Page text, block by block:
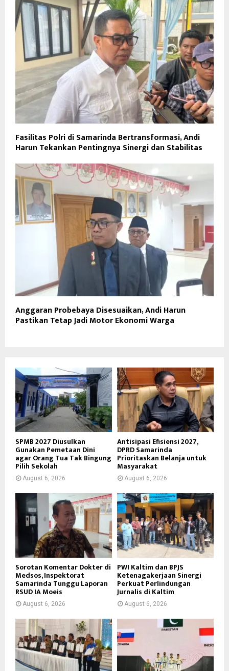
Fasilitas Polri di Samarinda Bertransformasi, Andi
Harun Tekankan Pentingnya Sinergi dan Stabilitas
Anggaran Probebaya Disesuaikan, Andi Harun
Pastikan Tetap Jadi Motor Ekonomi Warga
SPMB 2027 Diusulkan
Gunakan Pemetaan Dini
agar Orang Tua Tak Bingung
Pilih Sekolah
August 6, 2026
Antisipasi Efisiensi 2027,
DPRD Samarinda
Prioritaskan Belanja untuk
Masyarakat
August 6, 2026
Sorotan Komentar Dokter di
Medsos, Inspektorat
Samarinda Tunggu Laporan
RSUD IA Moeis
August 6, 2026
PWI Kaltim dan BPJS
Ketenagakerjaan Sinergi
Perkuat Perlindungan
Jurnalis di Kaltim
August 6, 2026